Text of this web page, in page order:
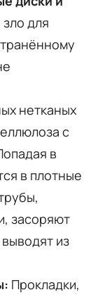
для
нетканых
с
в
в плотные
засоряют
из
Прокладки,